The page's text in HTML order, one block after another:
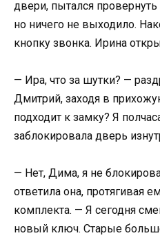
двери, пытался
но ничего не выходило.
кнопку звонка. Ирина
— Ира, что за шутки? —
Дмитрий, заходя в
подходит к замку? Я
заблокировала дверь
— Нет, Дима, я не
ответила она, протягивая
комплекта. — Я сегодня
новый ключ. Старые